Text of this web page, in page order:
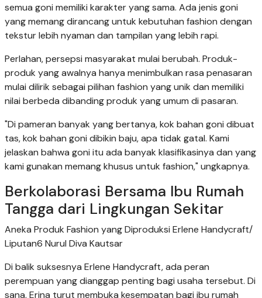
semua goni memiliki karakter yang sama. Ada jenis goni
yang memang dirancang untuk kebutuhan fashion dengan
tekstur lebih nyaman dan tampilan yang lebih rapi.
Perlahan, persepsi masyarakat mulai berubah. Produk-
produk yang awalnya hanya menimbulkan rasa penasaran
mulai dilirik sebagai pilihan fashion yang unik dan memiliki
nilai berbeda dibanding produk yang umum di pasaran.
"Di pameran banyak yang bertanya, kok bahan goni dibuat
tas, kok bahan goni dibikin baju, apa tidak gatal. Kami
jelaskan bahwa goni itu ada banyak klasifikasinya dan yang
kami gunakan memang khusus untuk fashion," ungkapnya.
Berkolaborasi Bersama Ibu Rumah
Tangga dari Lingkungan Sekitar
Aneka Produk Fashion yang Diproduksi Erlene Handycraft/
Liputan6 Nurul Diva Kautsar
Di balik suksesnya Erlene Handycraft, ada peran
perempuan yang dianggap penting bagi usaha tersebut. Di
sana, Erina turut membuka kesempatan bagi ibu rumah